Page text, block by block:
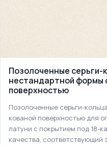
Позолоченные серьги-
нестандартной формы
поверхностью
Позолоченные серьги-
кованой поверхностью для
латуни с покрытием под 18-
качества, соответствующий